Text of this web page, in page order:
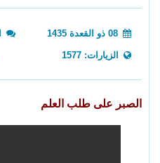
الزيارات: 1577
الصبر على طلب العلم